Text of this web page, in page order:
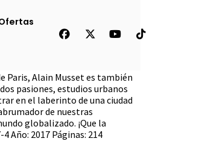
galactico
Paris, Alain Musset es también
pasiones, estudios urbanos
en el laberinto de una ciudad
de nuestras
globalizado. ¡Que la
Año: 2017 Páginas: 214